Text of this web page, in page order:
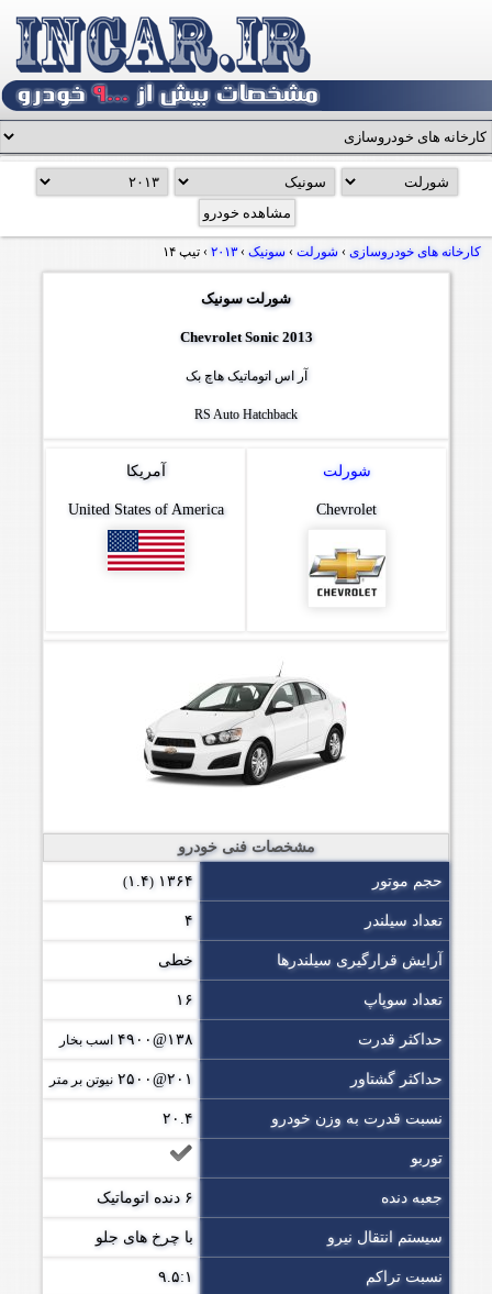
شورلت سونیک
Chevrolet Sonic 2013
آر اس اتوماتیک هاچ بک
RS Auto Hatchback
شورلت
Chevrolet
آمریکا
United States of America
مشخصات فنی خودرو
حجم موتور ۱۳۶۴ (۱.۴)
تعداد سیلندر ۴
آرایش قرارگیری سیلندرها خطی
تعداد سوپاپ ۱۶
حداکثر قدرت ۱۳۸@۴۹۰۰ اسب بخار
حداکثر گشتاور ۲۰۱@۲۵۰۰ نیوتن بر متر
نسبت قدرت به وزن خودرو ۲۰.۴
توربو
جعبه دنده ۶ دنده اتوماتیک
سیستم انتقال نیرو با چرخ های جلو
نسبت تراکم ۹.۵:۱
کارخانه های خودروسازی › شورلت › سونیک ›۲۰۱۳ › تیپ ۱۴